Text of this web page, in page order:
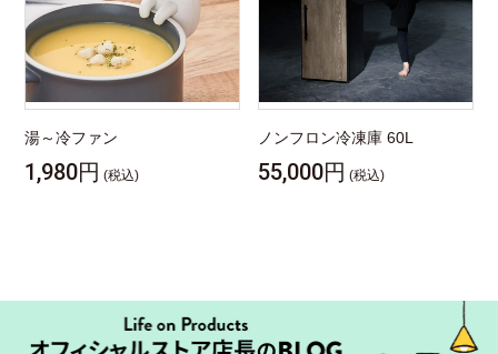
湯～冷ファン
1,980円 (税込)
ノンフロン冷凍庫 60L
55,000円 (税込)